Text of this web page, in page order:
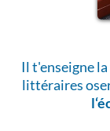
Il t'enseigne la
littéraires